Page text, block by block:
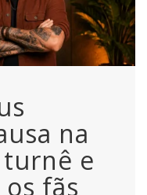
na
e
fãs